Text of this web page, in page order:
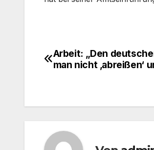
Arbeit: „Den
man nicht ‚abreißen‘